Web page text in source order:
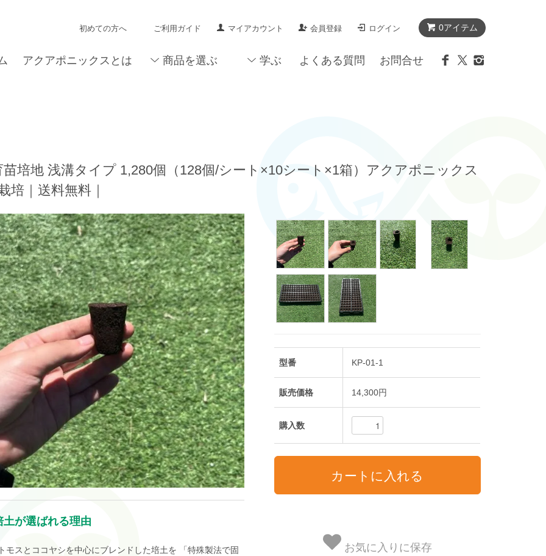
0アイテム
初めての方へ ご利用ガイド マイアカウント 会員登録 ログイン
アクアポニックスとは 商品を選ぶ 学ぶ よくある質問 お問合せ
苗培地 浅溝タイプ 1,280個（128個/シート×10シート×1箱）アクアポニックス
培｜送料無料｜
土が選ばれる理由
モスとココヤシを中心にブレンドした培土を 「特殊製法で固
型番 KP-01-1
販売価格 14,300円
購入数
お気に入りに保存